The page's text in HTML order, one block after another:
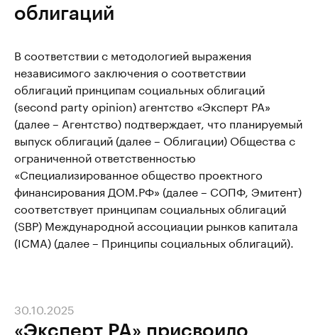
облигаций
В соответствии с методологией выражения
независимого заключения о соответствии
облигаций принципам социальных облигаций
(second party opinion) агентство «Эксперт РА»
(далее – Агентство) подтверждает, что планируемый
выпуск облигаций (далее – Облигации) Общества с
ограниченной ответственностью
«Специализированное общество проектного
финансирования ДОМ.РФ» (далее – СОПФ, Эмитент)
соответствует принципам социальных облигаций
(SBP) Международной ассоциации рынков капитала
(ICMA) (далее – Принципы социальных облигаций).
«Эксперт РА» присвоило
30.10.2025